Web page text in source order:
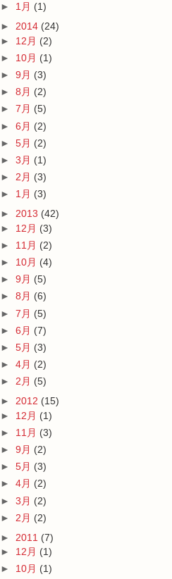
► 1月 (1)
► 2014 (24)
► 12月 (2)
► 10月 (1)
► 9月 (3)
► 8月 (2)
► 7月 (5)
► 6月 (2)
► 5月 (2)
► 3月 (1)
► 2月 (3)
► 1月 (3)
► 2013 (42)
► 12月 (3)
► 11月 (2)
► 10月 (4)
► 9月 (5)
► 8月 (6)
► 7月 (5)
► 6月 (7)
► 5月 (3)
► 4月 (2)
► 2月 (5)
► 2012 (15)
► 12月 (1)
► 11月 (3)
► 9月 (2)
► 5月 (3)
► 4月 (2)
► 3月 (2)
► 2月 (2)
► 2011 (7)
► 12月 (1)
► 10月 (1)